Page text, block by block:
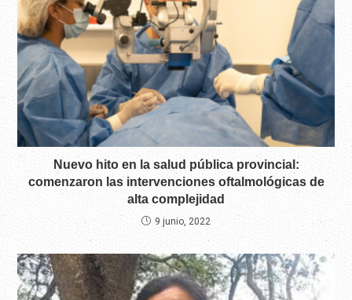
Nuevo hito en la salud pública provincial:
comenzaron las intervenciones oftalmológicas de
alta complejidad
9 junio, 2022